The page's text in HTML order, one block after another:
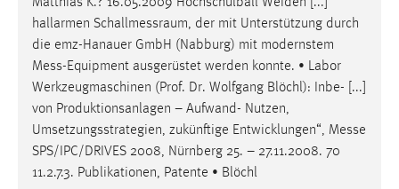
hallarmen Schallmessraum, der mit Unterstützung durch
die emz-Hanauer GmbH (Nabburg) mit modernstem
Mess-Equipment ausgerüstet werden konnte. • Labor
Werkzeugmaschinen (Prof. Dr. Wolfgang Blöchl): Inbe- [...]
von Produktionsanlagen – Aufwand- Nutzen,
Umsetzungsstrategien, zukünftige Entwicklungen“, Messe
SPS/IPC/DRIVES 2008, Nürnberg 25. – 27.11.2008. 70
11.2.7.3. Publikationen, Patente • Blöchl